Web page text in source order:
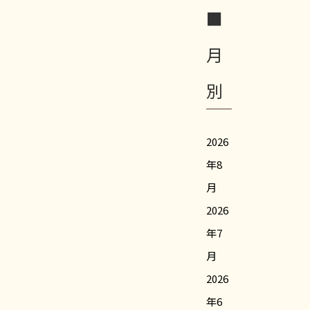
■
月
別
2026
年8
月
2026
年7
月
2026
年6